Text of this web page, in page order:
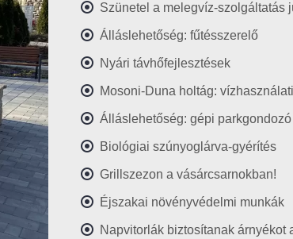
Szünetel a melegvíz-szolgáltatás
Álláslehetőség: fűtésszerelő
Nyári távhőfejlesztések
Mosoni-Duna holtág:
Álláslehetőség: gépi parkgondozó
Biológiai szúnyoglárva-gyérítés
Grillszezon a vásárcsarnokban!
Éjszakai növényvédelmi munkák
Napvitorlák biztosítanak árnyékot